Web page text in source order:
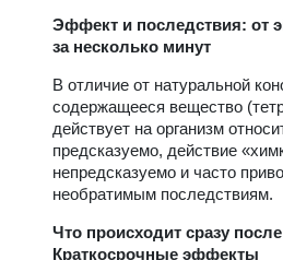
Эффект и последствия: от
за несколько минут
В отличие от натуральной
содержащееся вещество
действует на организм
предсказуемо, действие
непредсказуемо и часто
необратимым последствиям.
Что происходит сразу
Краткосрочные эффекты